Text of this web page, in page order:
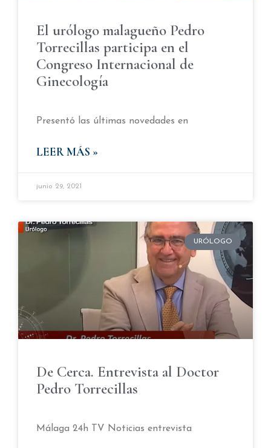
El urólogo malagueño Pedro
Torrecillas participa en el
Congreso Internacional de
Ginecología
Presentó las últimas novedades en
LEER MÁS »
junio 29, 2021
URÓLOGO
De Cerca. Entrevista al Doctor
Pedro Torrecillas
Málaga 24h TV Noticias entrevista